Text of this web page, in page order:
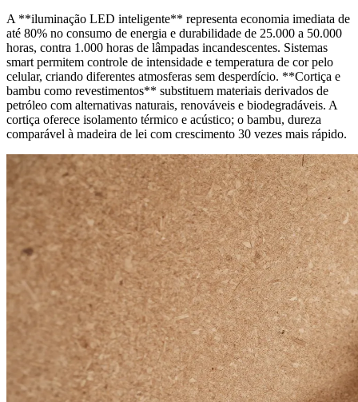
A **iluminação LED inteligente** representa economia imediata de
até 80% no consumo de energia e durabilidade de 25.000 a 50.000
horas, contra 1.000 horas de lâmpadas incandescentes. Sistemas
smart permitem controle de intensidade e temperatura de cor pelo
celular, criando diferentes atmosferas sem desperdício. **Cortiça e
bambu como revestimentos** substituem materiais derivados de
petróleo com alternativas naturais, renováveis e biodegradáveis. A
cortiça oferece isolamento térmico e acústico; o bambu, dureza
comparável à madeira de lei com crescimento 30 vezes mais rápido.